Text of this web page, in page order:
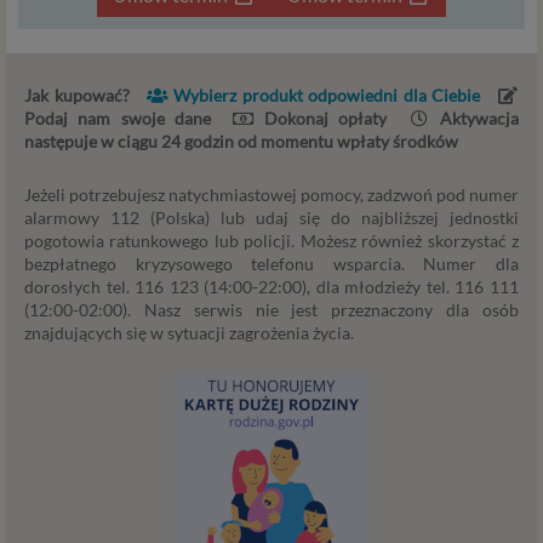
Jak kupować?
Wybierz produkt odpowiedni dla Ciebie
Podaj nam swoje dane
Dokonaj opłaty
Aktywacja
następuje w ciągu 24 godzin od momentu wpłaty środków
Jeżeli potrzebujesz natychmiastowej pomocy, zadzwoń pod numer
alarmowy 112 (Polska) lub udaj się do najbliższej jednostki
pogotowia ratunkowego lub policji. Możesz również skorzystać z
bezpłatnego kryzysowego telefonu wsparcia. Numer dla
dorosłych tel. 116 123 (14:00-22:00), dla młodzieży tel. 116 111
(12:00-02:00). Nasz serwis nie jest przeznaczony dla osób
znajdujących się w sytuacji zagrożenia życia.
usługi, których możesz potrzebować) reklamodawcy
zgody jest całkowicie dobrowolne, i jeśli nie chcesz,
nie musisz jej udzielać. Dzięki naszemu rozwiązaniu
masz również możliwość ograniczenia zakresu lub
Twoje dane, w ramach naszych usług, przetwarzane będą
wyłącznie w przypadku posiadania przez nas lub inny
podmiot przetwarzający dane jednej z dopuszczonych
przez RODO podstaw prawnych i wyłącznie w celu
dostosowanym do danej podstawy, zgodnie z opisem
istnienia podstawy do ich przetwarzania – czyli w
przypadku udzielenia zgody do momentu jej cofnięcia,
ograniczenia lub innych działań z Twojej strony
ograniczających tę zgodę, w przypadku niezbędności
danych do wykonania umowy – przez czas jej
wykonywania, a w przypadku, gdy podstawą